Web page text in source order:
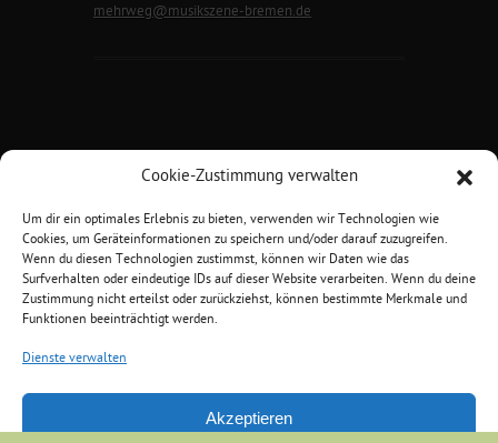
Cookie-Zustimmung verwalten
Um dir ein optimales Erlebnis zu bieten, verwenden wir Technologien wie
Cookies, um Geräteinformationen zu speichern und/oder darauf zuzugreifen.
Wenn du diesen Technologien zustimmst, können wir Daten wie das
Surfverhalten oder eindeutige IDs auf dieser Website verarbeiten. Wenn du deine
Zustimmung nicht erteilst oder zurückziehst, können bestimmte Merkmale und
Funktionen beeinträchtigt werden.
Dienste verwalten
Akzeptieren
mehrweg@musikszene-bremen.de
Musikszene Bremen e.V.
Hansator 1 | 28217 Bremen
Bürozeiten
Montag u. Donnerstag
jeweils von 18.00 Uhr bis 20.00 Uhr